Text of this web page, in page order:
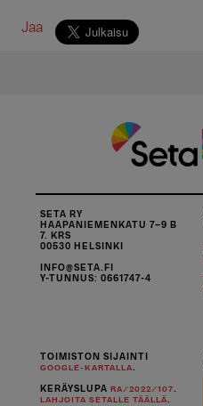
Jaa
SETA RY
HAAPANIEMENKATU 7–9 B
7. KRS
00530 HELSINKI
INFO@SETA.FI
Y-TUNNUS: 0661747-4
TOIMISTON SIJAINTI
GOOGLE-KARTALLA.
KERÄYSLUPARA/2022/107.
LAHJOITA SETALLE TÄÄLLÄ.